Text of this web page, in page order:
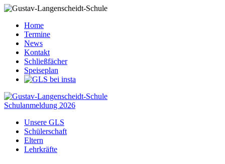
Home
Termine
News
Kontakt
Schließfächer
Speiseplan
Schulanmeldung 2026
Unsere GLS
Schülerschaft
Eltern
Lehrkräfte